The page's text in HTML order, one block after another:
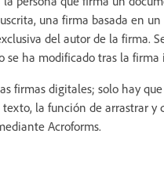
una firma basada en
del autor de la firma.
se ha modificado tras la
firmas digitales; solo hay
la función de arrastrar
Acroforms.